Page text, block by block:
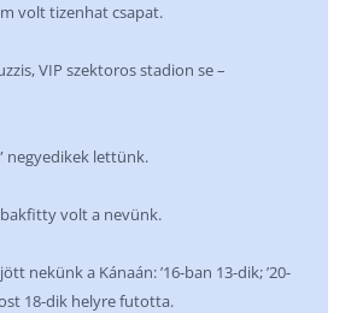
volt tizenhat csapat.
VIP szektoros stadion se –
negyedikek lettünk.
volt a nevünk.
nekünk a Kánaán: ’16-ban 13-dik; ’20-
18-dik helyre futotta.